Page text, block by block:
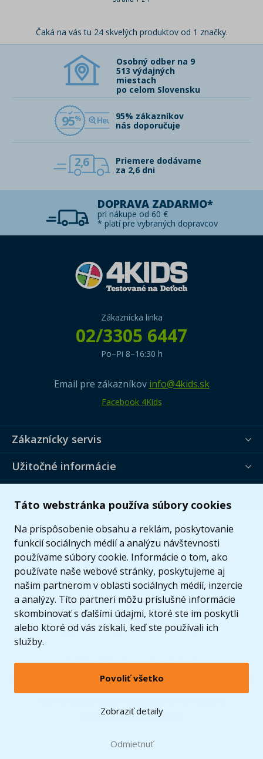
Táto webstránka používa súbory cookies
Na prispôsobenie obsahu a reklám, poskytovanie
funkcií sociálnych médií a analýzu návštevnosti
používame súbory cookie. Informácie o tom, ako
používate naše webové stránky, poskytujeme aj
našim partnerom v oblasti sociálnych médií, inzercie
a analýzy. Títo partneri môžu príslušné informácie
skombinovať s ďalšími údajmi, ktoré ste im poskytli
alebo ktoré od vás získali, keď ste používali ich
služby.
Povoliť všetko
Zobraziť detaily
Odmietnuť
Čaká na vás tu 24 skvelých produktov od 1 značky.
Osobný odber na 9
513 výdajných
miestach
po celom Slovensku
95
95% zákazníkov
nás doporučuje
2,6
Priemere dodávame
za 2,6 dni
DOPRAVA ZADARMO*
pri nákupe od 60 €
* platí pre vybraných dopravcov
Zákaznícka linka
02/3305 6447
Po–Pi 8–16:30 h
Email pre zákazníkov info@4kids.sk
Facebook 4Kids
Zákaznícky servis
Užitočné informácie
© 2005 - 2026 Copyright 4kids.sk
LEGO, logo LEGO a minifigúrka sú ochrannými známkami spoločnosti LEGO Group. ©
Zobraziť verziu pre desktop
Doprava zadarmopri nákupe od